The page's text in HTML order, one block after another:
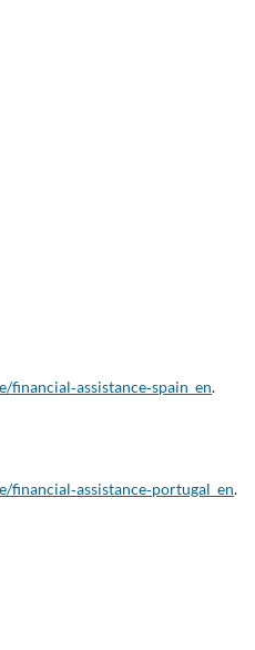
.
financial‑assistance‑portugal_en.